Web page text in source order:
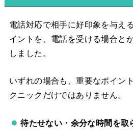
電話対応で相手に好印象を与え
イントを、電話を受ける場合と
しました。
いずれの場合も、重要なポイン
クニックだけではありません。
待たせない・余分な時間を取